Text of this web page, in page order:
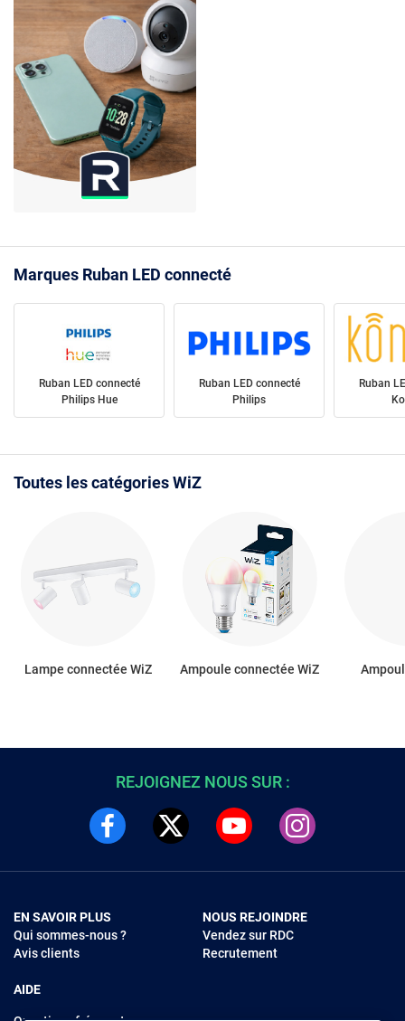
Marques Ruban LED connecté
Ruban LED connecté
Philips Hue
Ruban LED connecté
Philips
Ruban
Toutes les catégories WiZ
Lampe connectée WiZ Ampoule connectée WiZ
REJOIGNEZ NOUS SUR :
EN SAVOIR PLUS
Qui sommes-nous ?
Avis clients
AIDE
NOUS REJOINDRE
Vendez sur RDC
Recrutement